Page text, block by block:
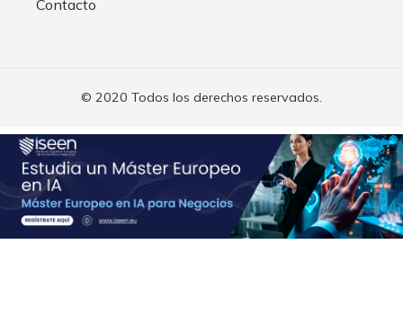
Contacto
© 2020 Todos los derechos reservados.